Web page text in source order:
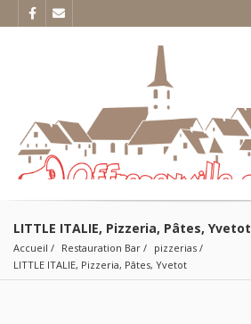
LITTLE ITALIE, Pizzeria, Pâtes, Yvetot
Accueil Restauration Bar
pizzerias
LITTLE ITALIE, Pizzeria, Pâtes, Yvetot